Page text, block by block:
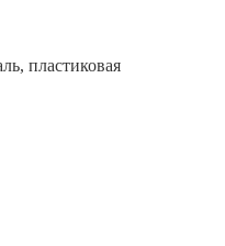
пластиковая